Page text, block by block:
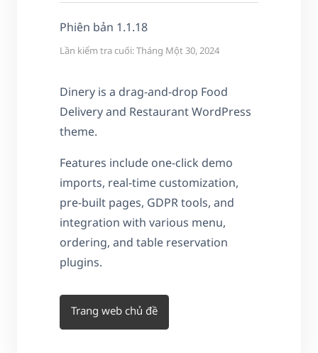
Phiên bản 1.1.18
Lần kiểm tra cuối: Tháng Một 30, 2024
Dinery is a drag-and-drop Food
Delivery and Restaurant WordPress
theme.
Features include one-click demo
imports, real-time customization,
pre-built pages, GDPR tools, and
integration with various menu,
ordering, and table reservation
plugins.
Trang web chủ đề